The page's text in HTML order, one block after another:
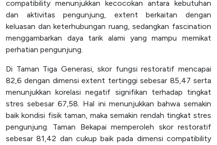
compatibility menunjukkan kecocokan antara kebutuhan
dan aktivitas pengunjung, extent berkaitan dengan
keluasan dan keterhubungan ruang, sedangkan fascination
menggambarkan daya tarik alami yang mampu memikat
perhatian pengunjung.
Di Taman Tiga Generasi, skor fungsi restoratif mencapai
82,6 dengan dimensi extent tertinggi sebesar 85,47 serta
menunjukkan korelasi negatif signifikan terhadap tingkat
stres sebesar 67,58. Hal ini menunjukkan bahwa semakin
baik kondisi fisik taman, maka semakin rendah tingkat stres
pengunjung. Taman Bekapai memperoleh skor restoratif
sebesar 81,42 dan cukup baik pada dimensi compatibility